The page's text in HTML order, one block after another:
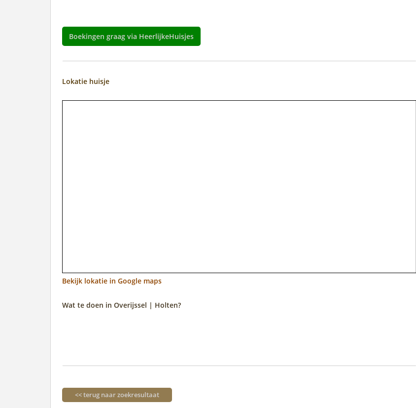
Boekingen graag via HeerlijkeHuisjes
Lokatie huisje
Bekijk lokatie in Google maps
Wat te doen in Overijssel | Holten?
<< terug naar zoekresultaat